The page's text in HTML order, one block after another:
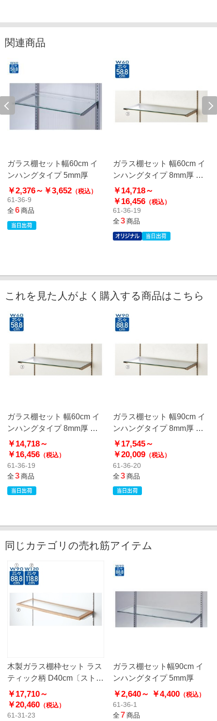
関連商品
ガラス棚セット幅60cm イ
ンハングタイプ 5mm厚
￥2,376～ ￥3,652 （税込）
61-36-9
全6商品
ガラス棚セット 幅60cm イ
ンハングタイプ 8mm厚 ア
ンティークゴールド〔スト
エキオリジナル〕
￥14,718～
￥16,456 （税込）
61-36-19
全3商品
これを見た人がよく購入する商品はこちら
ガラス棚セット 幅60cm イ
ンハングタイプ 8mm厚 ア
ンティークゴールド〔スト
エキオリジナル〕
￥14,718～
￥16,456 （税込）
61-36-19
全3商品
ガラス棚セット 幅90cm イ
ンハングタイプ 8mm厚 ア
ンティークゴールド〔スト
エキオリジナル〕
￥17,545～
￥20,009（税込）
61-36-20
全3商品
同じカテゴリの売れ筋アイテム
木製ガラス棚枠セット ラス
ティック柄 D40cm〔ストエ
キオリジナル〕
￥17,710～
￥20,460 （税込）
61-31-23
ガラス棚セット幅90cm イ
ンハングタイプ 5mm厚
￥2,640～ ￥4,400（税込）
61-36-1
全7商品